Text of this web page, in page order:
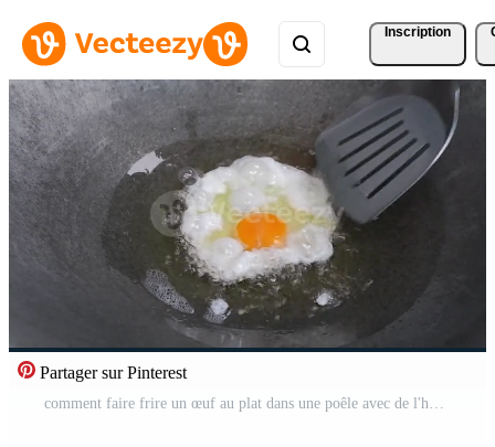
Inscription
Partager sur Pinterest
comment faire frire un œuf au plat dans une poêle avec de l'huile chaude et tourner l'omelette d'avant en arrière avec une spatule. Vidéo Gratuite